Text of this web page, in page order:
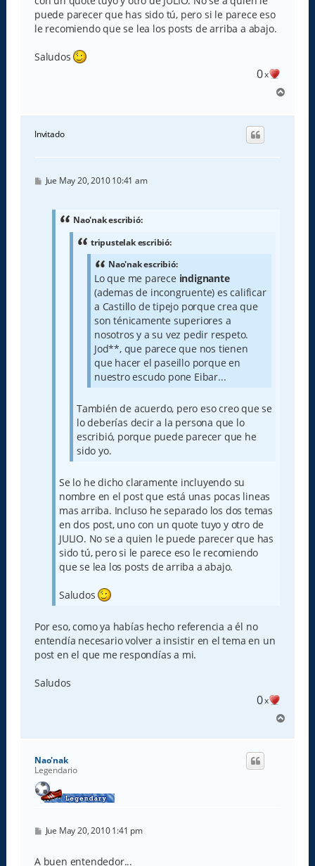
puede parecer que has sido tú, pero si le parece eso
le recomiendo que se lea los posts de arriba a abajo.
Saludos
0x
r
Invitado
M
Jue May 20, 2010 10:41 am
Nao'nak escribió:
tripustelak escribió:
Nao'nak escribió:
Lo que me parece indignante
(ademas de incongruente) es calificar
a Castillo de tipejo porque crea que
son ténicamente superiores a
nosotros y a su vez pedir respeto.
Jod**, que parece que nos tienen
que hacer el paseillo porque en
nuestro escudo pone Eibar...
También de acuerdo, pero eso creo que se
lo deberías decir a la persona que lo
escribió, porque puede parecer que he
sido yo.
Se lo he dicho claramente incluyendo su
nombre en el post que está unas pocas lineas
mas arriba. Incluso he separado los dos temas
en dos post, uno con un quote tuyo y otro de
JULIO. No se a quien le puede parecer que has
sido tú, pero si le parece eso le recomiendo
que se lea los posts de arriba a abajo.
Saludos
Por eso, como ya habías hecho referencia a él no
entendía necesario volver a insistir en el tema en un
post en el que me respondías a mi.
Saludos
0x
r
Nao'nak
Legendario
M
s
Jue May 20, 2010 1:41 pm
A buen entendedor...